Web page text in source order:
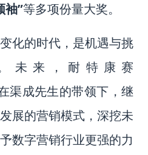
袖”等多项份量大奖。
化的时代，是机遇与挑
未来，耐特康赛
渠成先生的带领下，继
展的营销模式 ，深挖未
数字营销行业更强的力